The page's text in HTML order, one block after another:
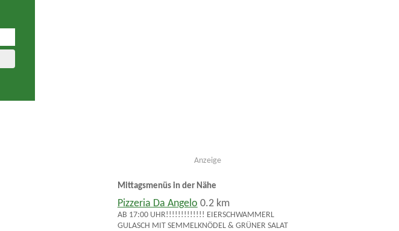
Anzeige
Mittagsmenüs in der Nähe
Pizzeria Da Angelo 0.2 km
AB 17:00 UHR!!!!!!!!!!!!! EIERSCHWAMMERL
GULASCH MIT SEMMELKNÖDEL & GRÜNER SALAT